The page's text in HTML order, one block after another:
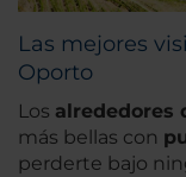
Las mejores
Oporto
Los alrededores
más bellas con
perderte bajo